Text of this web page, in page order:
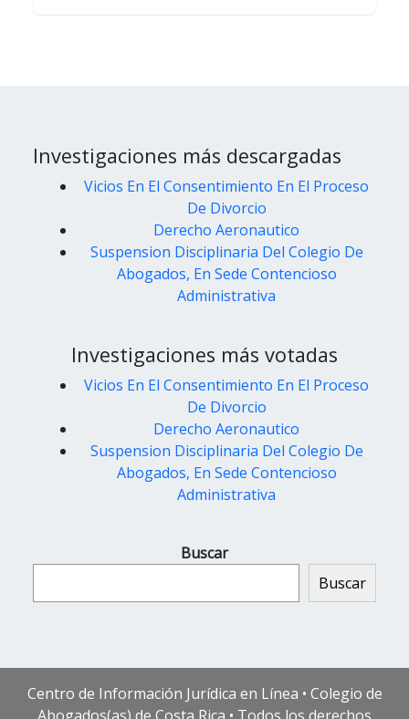
Investigaciones más descargadas
Vicios En El Consentimiento En El Proceso
De Divorcio
Derecho Aeronautico
Suspension Disciplinaria Del Colegio De
Abogados, En Sede Contencioso
Administrativa
Investigaciones más votadas
Vicios En El Consentimiento En El Proceso
De Divorcio
Derecho Aeronautico
Suspension Disciplinaria Del Colegio De
Abogados, En Sede Contencioso
Administrativa
Buscar
Buscar
Centro de Información Jurídica en Línea • Colegio de